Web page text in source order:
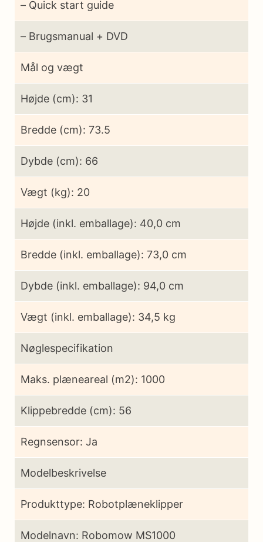
– Quick start guide
– Brugsmanual + DVD
Mål og vægt
Højde (cm): 31
Bredde (cm): 73.5
Dybde (cm): 66
Vægt (kg): 20
Højde (inkl. emballage): 40,0 cm
Bredde (inkl. emballage): 73,0 cm
Dybde (inkl. emballage): 94,0 cm
Vægt (inkl. emballage): 34,5 kg
Nøglespecifikation
Maks. plæneareal (m2): 1000
Klippebredde (cm): 56
Regnsensor: Ja
Modelbeskrivelse
Produkttype: Robotplæneklipper
Modelnavn: Robomow MS1000